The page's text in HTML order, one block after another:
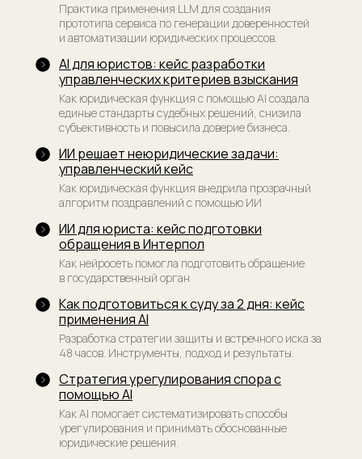
Практика применения LLM для создания
прототипа сервиса по генерации доверенностей
и автоматизации юридических процессов.
AI для юристов: кейс разработки
управленческих критериев взыскания
Как юридическая функция с помощью AI создала
единые стандарты судебных решений, снизила
субъективность и повысила доверие бизнеса.
ИИ решает неюридические задачи:
управленческий кейс
Как юридическая функция внедрила прозрачный
алгоритм поздравлений с помощью ИИ
ИИ для юриста: кейс подготовки
обращения в Интерпол
Как нейросеть помогла подготовить обращение
в государственный орган
Как подготовиться к суду за 2 дня: кейс
применения AI
Разработка стратегии защиты и встречного иска за
48 часов. Инструменты, подход и результаты.
Стратегия урегулирования спора с
помощью AI
Как AI помогает систематизировать способы
урегулирования и принимать обоснованные
юридические решения.